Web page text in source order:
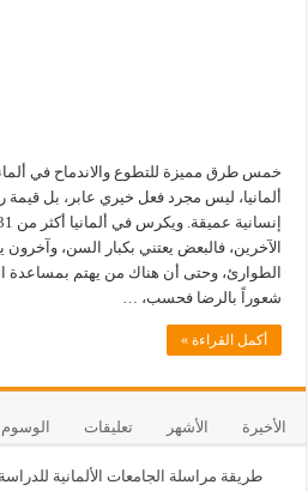
خمس طرق مميزة للتطوع والاندماح في
ألمانيا، ليس مجرد فعل خيري عابر، بل
الآخرين، فالبعض يعتني بكبار السن،
الطوارئ، وحتى أن هناك من يهتم بمساعدة
شعوراً بالرضا فحسب، …
أكمل القراءة »
الأخيرة الأشهر تعليقات الوسوم
طريقة مراسلة الجامعات الألمانية